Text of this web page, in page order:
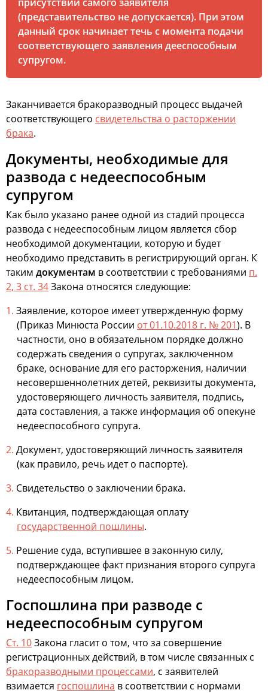
(представительство не допускается). При этом
данный срок начинает течь с момента подачи
соответствующего заявления дееспособным
супругом.
Заканчивается бракоразводный процесс выдачей
соответствующего свидетельства о расторжении
брака.
Документы, необходимые для
развода с недееспособным
супругом
Как было указано ранее одной из стадий процесса
развода с недееспособным лицом является сбор
необходимой документации, которую и будет
необходимо представить в регистрирующий орган. К
таким документам в соответствии с требованиями п.
2, 3 ст. 34Закона относятся следующие:
Заявление, которое имеет утвержденную форму
(Приказ Минюста России от 01.10.2018 г. № 201). В
частности, оно в обязательном порядке должно
содержать сведения о супругах, заключенном
браке, основание для его расторжения, наличии
несовершеннолетних детей, реквизиты документа,
удостоверяющего личность заявителя, подпись,
дата составления, а также информация об опекуне
недееспособного супруга.
Документ, удостоверяющий личность заявителя
(как правило, речь идет о паспорте).
Свидетельство о заключении брака.
Квитанция, подтверждающая оплату
государственной пошлины.
Решение суда, вступившее в законную силу,
подтверждающее факт признания второго супруга
недееспособным лицом.
Госпошлина при разводе с
недееспособным супругом
Ст. 10Закона гласит о том, что за совершение
регистрационных действий, в том числе связанных с
бракоразводными процессами, с заявителей
взимается госпошлина в соответствии с нормами